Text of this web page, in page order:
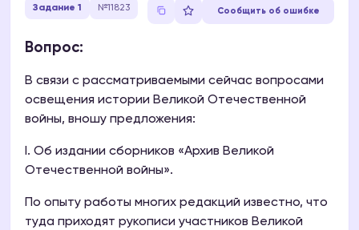
Задание 1 №11823 Сообщить об ошибке
Вопрос:
В связи с рассматриваемыми сейчас вопросами
освещения истории Великой Отечественной
войны, вношу предложения:
I. Об издании сборников «Архив Великой
Отечественной войны».
По опыту работы многих редакций известно, что
туда приходят рукописи участников Великой